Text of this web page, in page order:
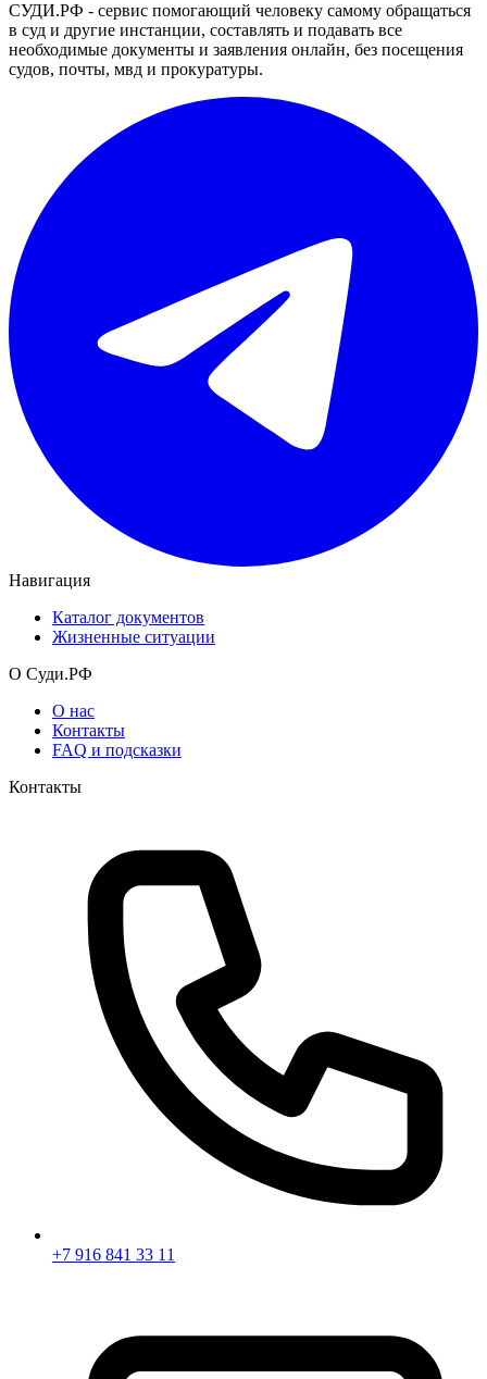
СУДИ.РФ - сервис помогающий человеку самому обращаться
в суд и другие инстанции, составлять и подавать все
необходимые документы и заявления онлайн, без посещения
судов, почты, мвд и прокуратуры.
Навигация
Каталог документов
Жизненные ситуации
О Суди.РФ
О нас
Контакты
FAQ и подсказки
Контакты
+7 916 841 33 11